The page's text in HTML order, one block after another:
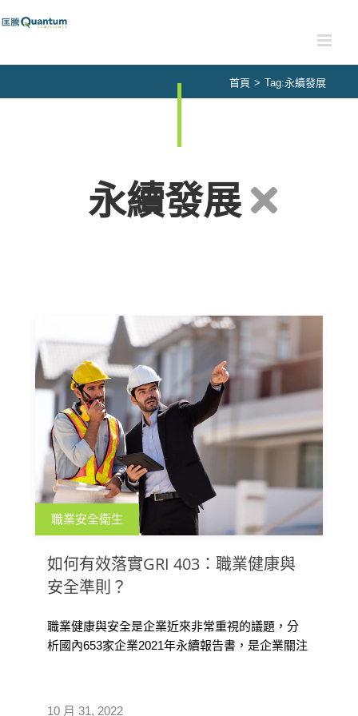
to
首頁 > Tag:永續發展
永續發展
職業安全衛生
如何有效落實GRI 403：職業健康與
安全準則？
10 月 31, 2022
職業健康與安全是企業近來非常重視的議題，分
析國內653家企業2021年永續報告書，是企業關注
規。本文特別以永續的職業安全衛生為題，強調